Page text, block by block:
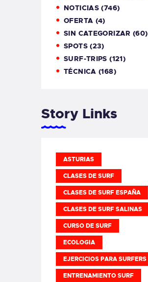
NOTICIAS (746)
OFERTA (4)
SIN CATEGORIZAR (60)
SPOTS(23)
SURF-TRIPS (121)
TÉCNICA (168)
Story Links
ASTURIAS
CLASES DE SURF
CLASES DE SURF ESPAÑA
CLASES DE SURF SALINAS
CURSO DE SURF
ECOLOGIA
EJERCICIOS PARA SURFERS
ENTRENAMIENTO SURF